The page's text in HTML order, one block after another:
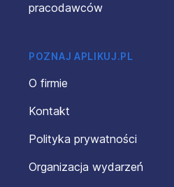
pracodawców
POZNAJ APLIKUJ.PL
O firmie
Kontakt
Polityka prywatności
Organizacja wydarzeń